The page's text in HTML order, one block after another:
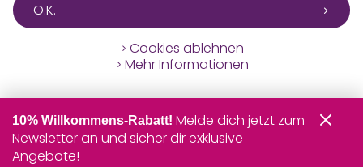
O.K.
Cookies ablehnen
Mehr Informationen
10% Willkommens-Rabatt! Melde dich jetzt zum
Newsletter an und sicher dir exklusive
Angebote!